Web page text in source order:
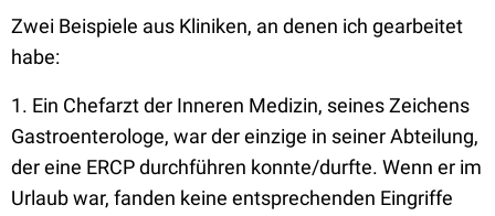
Zwei Beispiele aus Kliniken, an denen ich gearbeitet
habe:
1. Ein Chefarzt der Inneren Medizin, seines Zeichens
Gastroenterologe, war der einzige in seiner Abteilung,
der eine ERCP durchführen konnte/durfte. Wenn er im
Urlaub war, fanden keine entsprechenden Eingriffe